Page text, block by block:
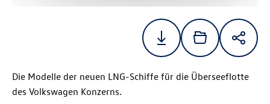
Die Modelle der neuen LNG-Schiffe für die Überseeflotte
des Volkswagen Konzerns.